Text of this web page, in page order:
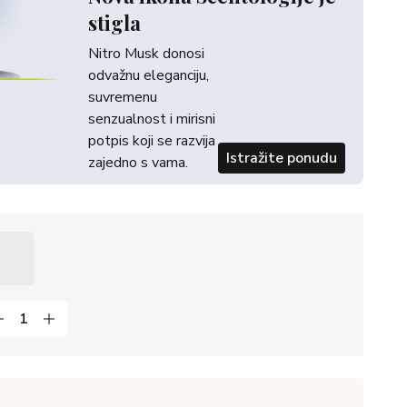
stigla
Nitro Musk donosi
odvažnu eleganciju,
suvremenu
senzualnost i mirisni
potpis koji se razvija
zajedno s vama.
Istražite ponudu